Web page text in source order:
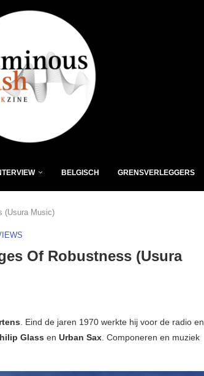
BELGISCH GRENSVERLEGGERS
(Usura Music)
Of Robustness (Usura
. Eind de jaren 1970 werkte hij voor de radio en
Glass en Urban Sax. Componeren en muziek